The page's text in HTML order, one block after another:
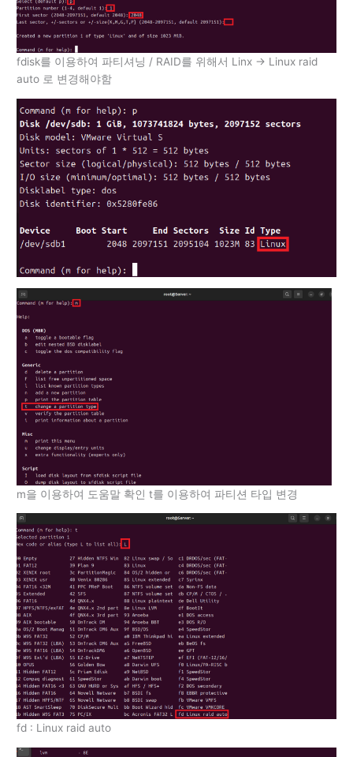
fdisk를 이용하여 파티셔닝 / RAID를 위해서 Linx -> Linux raid
auto 로 변경해야함
m을 이용하여 도움말 확인 t를 이용하여 파티션 타입 변경
fd : Linux raid auto